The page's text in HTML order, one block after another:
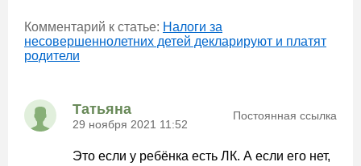
Комментарий к статье: Налоги за
несовершеннолетних детей декларируют и платят
родители
Татьяна
29 ноября 2021 11:52
Постоянная ссылка
Это если у ребёнка есть ЛК. А если его нет,